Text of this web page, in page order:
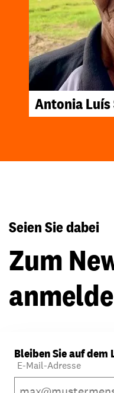
Antonia Luís
Seien Sie dabei
Zum
Bleiben Sie auf dem
E-Mail-Adresse